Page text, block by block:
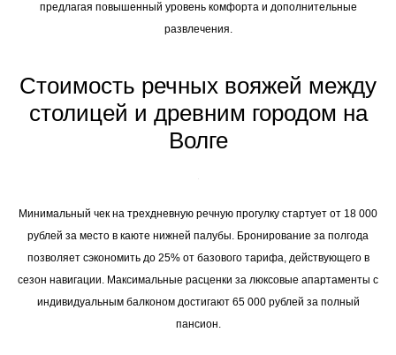
предлагая повышенный уровень комфорта и дополнительные
развлечения.
Стоимость речных вояжей между
столицей и древним городом на
Волге
Минимальный чек на трехдневную речную прогулку стартует от 18 000
рублей за место в каюте нижней палубы. Бронирование за полгода
позволяет сэкономить до 25% от базового тарифа, действующего в
сезон навигации. Максимальные расценки за люксовые апартаменты с
индивидуальным балконом достигают 65 000 рублей за полный
пансион.